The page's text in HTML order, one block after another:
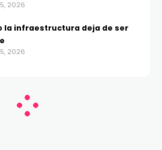
2026
la infraestructura deja de ser
2026